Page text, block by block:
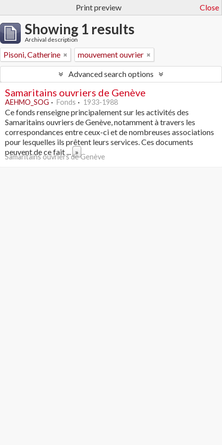
Print preview Close
Showing 1 results
Archival description
Pisoni, Catherine mouvement ouvrier
Advanced search options
Samaritains ouvriers de Genève
AEHMO_SOG Fonds 1933-1988
Ce fonds renseigne principalement sur les activités des
Samaritains ouvriers de Genève, notamment à travers les
correspondances entre ceux-ci et de nombreuses associations
pour lesquelles ils prêtent leurs services. Ces documents
peuvent de ce fait... »
Samaritains ouvriers de Genève